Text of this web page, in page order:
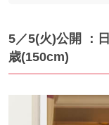
5／5(火)公開 ：
歳(150cm)